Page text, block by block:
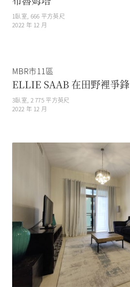
1臥室, 666 平方英尺
2022 年 12 月
MBR市11區
ELLIE SAAB 在田野裡爭鋒
3臥室, 2 775 平方英尺
2022 年 12 月